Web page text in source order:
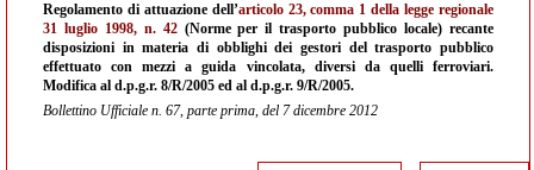
Regolamento di attuazione dell’articolo 23, comma 1 della legge regionale
31 luglio 1998, n. 42(Norme per il trasporto pubblico locale) recante
disposizioni in materia di obblighi dei gestori del trasporto pubblico
effettuato con mezzi a guida vincolata, diversi da quelli ferroviari.
Modifica al d.p.g.r. 8/R/2005 ed al d.p.g.r. 9/R/2005.
Bollettino Ufficiale n. 67, parte prima, del 7 dicembre 2012